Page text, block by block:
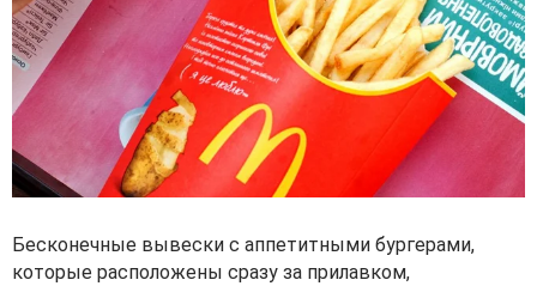
Бесконечные вывески с аппетитными бургерами,
которые расположены сразу за прилавком,